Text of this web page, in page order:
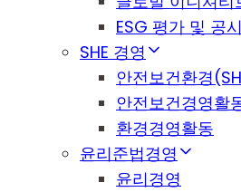
ESG 평가 및 공시
SHE 경영
안전보건환경
안전보건경영활
환경경영활동
윤리준법경영
윤리경영